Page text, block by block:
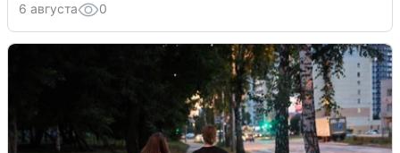
6 августа 0